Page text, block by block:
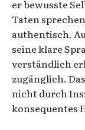
er bewusste
Taten
authentisch.
seine klare
verständlich
zugänglich.
nicht durch
konsequentes